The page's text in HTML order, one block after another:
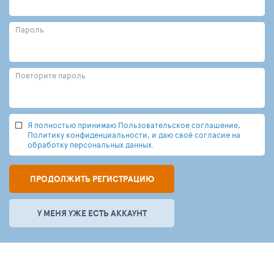
Пароль
Повторите пароль
Я полностью принимаю Пользовательское соглашение,
Политику конфиденциальности, и даю своё согласие на
обработку персональных данных.
ПРОДОЛЖИТЬ РЕГИСТРАЦИЮ
У МЕНЯ УЖЕ ЕСТЬ АККАУНТ